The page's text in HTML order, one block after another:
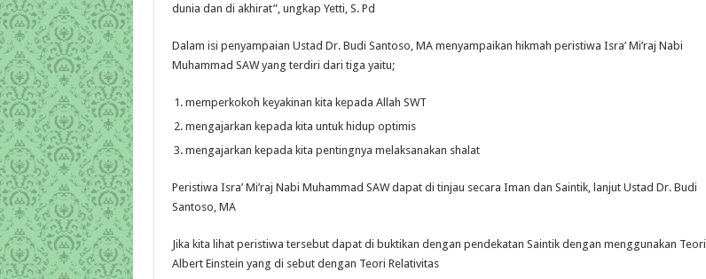
dunia dan di akhirat”, ungkap Yetti, S. Pd
Dalam isi penyampaian Ustad Dr. Budi Santoso, MA menyampaikan hikmah peristiwa Isra’ Mi’raj Nabi
Muhammad SAW yang terdiri dari tiga yaitu;
memperkokoh keyakinan kita kepada Allah SWT
mengajarkan kepada kita untuk hidup optimis
mengajarkan kepada kita pentingnya melaksanakan shalat
Peristiwa Isra’ Mi’raj Nabi Muhammad SAW dapat di tinjau secara Iman dan Saintik, lanjut Ustad Dr. Budi
Santoso, MA
Jika kita lihat peristiwa tersebut dapat di buktikan dengan pendekatan Saintik dengan menggunakan Teori
Albert Einstein yang di sebut dengan Teori Relativitas